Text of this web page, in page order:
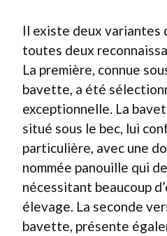
Il existe deux variantes
toutes deux
La première, connue
bavette, a été
exceptionnelle. La
situé sous le bec, lui
particulière, avec une
nommée panouille qui
nécessitant beaucoup
élevage. La seconde
bavette, présente